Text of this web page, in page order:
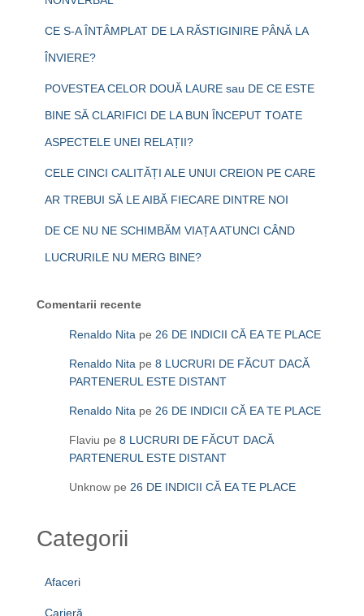
CE S-A ÎNTÂMPLAT DE LA RĂSTIGINIRE PÂNĂ LA
ÎNVIERE?
POVESTEA CELOR DOUĂ LAURE sau DE CE ESTE
BINE SĂ CLARIFICI DE LA BUN ÎNCEPUT TOATE
ASPECTELE UNEI RELAȚII?
CELE CINCI CALITĂȚI ALE UNUI CREION PE CARE
AR TREBUI SĂ LE AIBĂ FIECARE DINTRE NOI
DE CE NU NE SCHIMBĂM VIAȚA ATUNCI CÂND
LUCRURILE NU MERG BINE?
Comentarii recente
Renaldo Nita pe 26 DE INDICII CĂ EA TE PLACE
Renaldo Nita pe 8 LUCRURI DE FĂCUT DACĂ
PARTENERUL ESTE DISTANT
Renaldo Nita pe 26 DE INDICII CĂ EA TE PLACE
Flaviu pe 8 LUCRURI DE FĂCUT DACĂ
PARTENERUL ESTE DISTANT
Unknow pe 26 DE INDICII CĂ EA TE PLACE
Categorii
Afaceri
Carieră